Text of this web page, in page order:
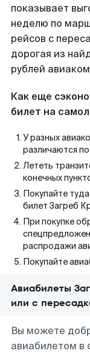
показывает
неделю по
рейсов с
дорогая из
рублей
Как еще
билет на
У разных
различаются
Лететь
конечных
Покупайте
билет Загреб
При покупке
распродажи
Покупайте
Авиабилеты
или с
Вы можете
авиабилетом в